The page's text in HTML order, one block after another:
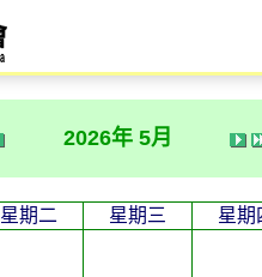
2026年 5月
星期二 星期三 星期